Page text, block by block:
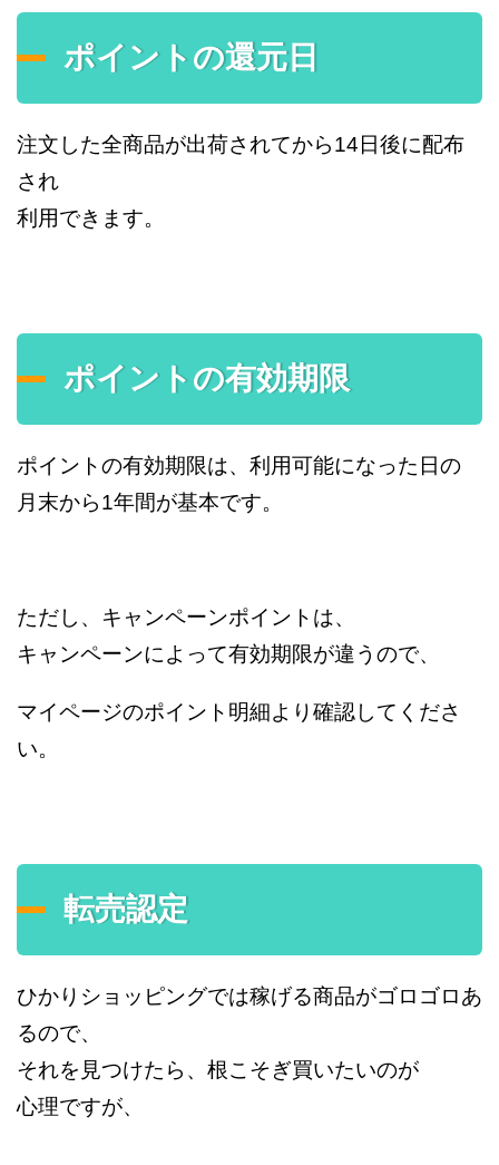
ポイントの還元日
注文した全商品が出荷されてから14日後に配布
され
利用できます。
ポイントの有効期限
ポイントの有効期限は、利用可能になった日の
月末から1年間が基本です。
ただし、キャンペーンポイントは、
キャンペーンによって有効期限が違うので、
マイページのポイント明細より確認してくださ
い。
転売認定
ひかりショッピングでは稼げる商品がゴロゴロあ
るので、
それを見つけたら、根こそぎ買いたいのが
心理ですが、